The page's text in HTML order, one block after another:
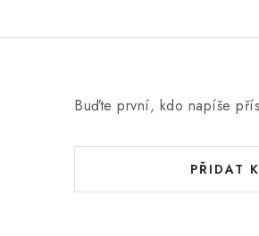
Buďte první, kdo napíše
PŘIDAT